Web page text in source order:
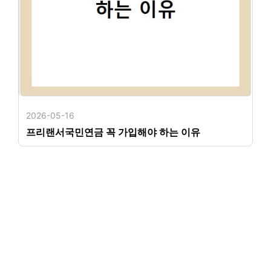
2026-05-16
프리랜서국민연금 꼭 가입해야 하는 이유